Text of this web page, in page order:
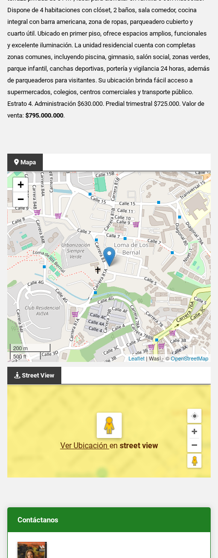
Dispone de 4 habitaciones con clóset, 2 baños, sala comedor, cocina
integral con barra americana, zona de ropas, parqueadero cubierto y
cuarto útil. Ubicado en primer piso, ofrece espacios amplios, funcionales
y excelente iluminación. La unidad residencial cuenta con completas
zonas comunes, incluyendo piscina, gimnasio, salón social, zonas verdes,
parque infantil, canchas deportivas, portería y vigilancia 24 horas, además
de parqueaderos para visitantes. Su ubicación brinda fácil acceso a
supermercados, colegios, centros comerciales y transporte público.
Estrato 4. Administración $630.000. Predial trimestral $725.000. Valor de
venta: $795.000.000.
Mapa
+
−
200 m
500 ft
Leaflet| Wasi - ©OpenStreetMap
Street View
Ver Ubicación en street view
Contáctanos